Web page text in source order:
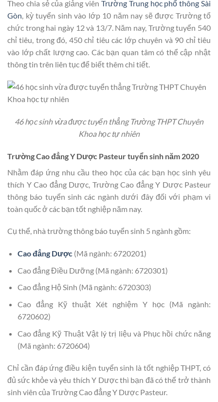
Theo chia sẻ của giảng viên Trường Trung học phổ thông Sài
Gòn, kỳ tuyển sinh vào lớp 10 năm nay sẽ được Trường tổ
chức trong hai ngày 12 và 13/7. Năm nay, Trường tuyển 540
chỉ tiêu, trong đó, 450 chỉ tiêu các lớp chuyên và 90 chỉ tiêu
vào lớp chất lượng cao. Các bạn quan tâm có thể cập nhật
thông tin trên liên tục để biết thêm chi tiết.
46 học sinh vừa được tuyển thẳng Trường THPT Chuyên
Khoa học tự nhiên
Trường Cao đẳng Y Dược Pasteur tuyển sinh năm 2020
Nhằm đáp ứng nhu cầu theo học của các bạn học sinh yêu
thích Y Cao đẳng Dược, Trường Cao đẳng Y Dược Pasteur
thông báo tuyển sinh các ngành dưới đây đối với phạm vi
toàn quốc ở các bạn tốt nghiệp năm nay.
Cụ thể, nhà trường thông báo tuyển sinh 5 ngành gồm:
Cao đẳng Dược(Mã ngành: 6720201)
Cao đẳng Điều Dưỡng (Mã ngành: 6720301)
Cao đẳng Hộ Sinh (Mã ngành: 6720303)
Cao đẳng Kỹ thuật Xét nghiệm Y học (Mã ngành:
6720602)
Cao đẳng Kỹ Thuật Vật lý trị liệu và Phục hồi chức năng
(Mã ngành: 6720604)
Chỉ cần đáp ứng điều kiện tuyển sinh là tốt nghiệp THPT, có
đủ sức khỏe và yêu thích Y Dược thì bạn đã có thể trở thành
sinh viên của Trường Cao đẳng Y Dược Pasteur.